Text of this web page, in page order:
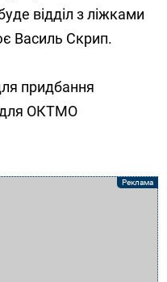
відділ з ліжками
Василь Скрип.
придбання
для ОКТМО